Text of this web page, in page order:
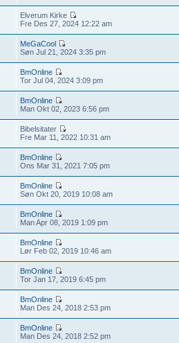
Elverum Kirke
Fre Des 27, 2024 12:22 am
MeGaCool
Søn Jul 21, 2024 3:35 pm
BmOnline
Tor Jul 04, 2024 3:09 pm
BmOnline
Man Okt 02, 2023 6:56 pm
Bibelsitater
Fre Mar 11, 2022 10:31 am
BmOnline
Ons Mar 31, 2021 7:05 pm
BmOnline
Søn Okt 20, 2019 10:08 am
BmOnline
Man Apr 08, 2019 1:09 pm
BmOnline
Lør Feb 02, 2019 10:46 am
BmOnline
Tor Jan 17, 2019 6:45 pm
BmOnline
Man Des 24, 2018 2:53 pm
BmOnline
Man Des 24, 2018 2:52 pm